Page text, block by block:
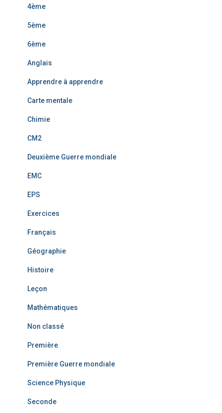
4ème
5ème
6ème
Anglais
Apprendre à apprendre
Carte mentale
Chimie
CM2
Deuxième Guerre mondiale
EMC
EPS
Exercices
Français
Géographie
Histoire
Leçon
Mathématiques
Non classé
Première
Première Guerre mondiale
Science Physique
Seconde